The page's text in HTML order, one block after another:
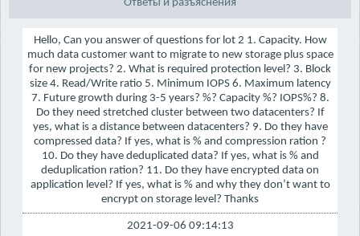
Ответы и разъяснения
Hello, Can you answer of questions for lot 2 1. Capacity. How
much data customer want to migrate to new storage plus space
for new projects? 2. What is required protection level? 3. Block
size 4. Read/Write ratio 5. Minimum IOPS 6. Maximum latency
7. Future growth during 3-5 years? %? Capacity %? IOPS%? 8.
Do they need stretched cluster between two datacenters? If
yes, what is a distance between datacenters? 9. Do they have
compressed data? If yes, what is % and compression ration ?
10. Do they have deduplicated data? If yes, what is % and
deduplication ration? 11. Do they have encrypted data on
application level? If yes, what is % and why they don’t want to
encrypt on storage level? Thanks
2021-09-06 09:14:13